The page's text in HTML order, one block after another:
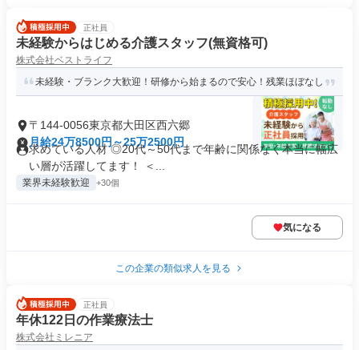
正社員
未経験からはじめる介護スタッフ(無資格可)
株式会社ベストライフ
未経験・ブランク大歓迎！研修から始まるので安心！残業ほぼなし
〒144-0056東京都大田区西六郷
月給24万8500円～25万2500円
求めている人材 ◎20代～50代まで年齢に関係なく本当に幅広
い層が活躍してます！ ＜...
業界未経験歓迎 +30個
気になる
この企業の類似求人を見る
正社員
年休122日の作業療法士
株式会社ミレニア